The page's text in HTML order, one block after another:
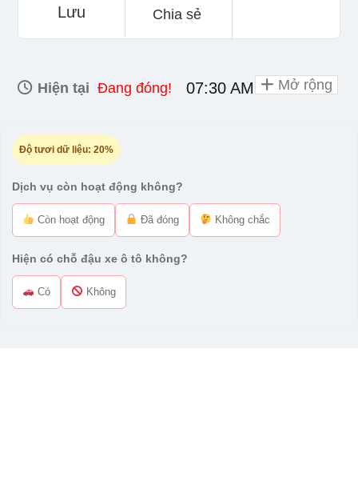
Lưu Chia sẻ
Hiện tại Đang đóng! 07:30 AM - 04:30 PM
Độ tươi dữ liệu: 20%
Dịch vụ còn hoạt động không?
Còn hoạt động Đã đóng Không chắc
Hiện có chỗ đậu xe ô tô không?
Có Không
Mở rộng